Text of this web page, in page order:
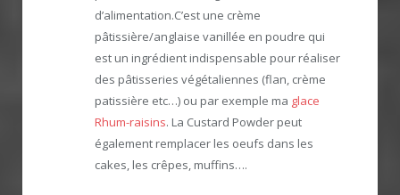
d’alimentation.C’est une crème
pâtissière/anglaise vanillée en poudre qui
est un ingrédient indispensable pour réaliser
des pâtisseries végétaliennes (flan, crème
patissière etc…) ou par exemple ma glace
Rhum-raisins. La Custard Powder peut
également remplacer les oeufs dans les
cakes, les crêpes, muffins….